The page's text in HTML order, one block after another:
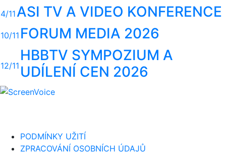
4/11ASI TV A VIDEO KONFERENCE
10/11 FORUM MEDIA 2026
12/11
HBBTV SYMPOZIUM A
UDÍLENÍ CEN 2026
PODMÍNKY UŽITÍ
ZPRACOVÁNÍ OSOBNÍCH ÚDAJŮ